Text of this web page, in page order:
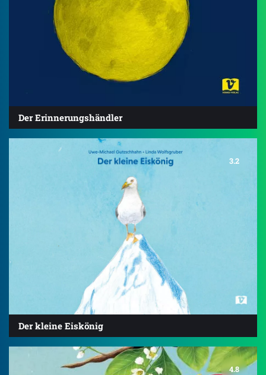
Der Erinnerungshändler
3.2
Der kleine Eiskönig
4.8